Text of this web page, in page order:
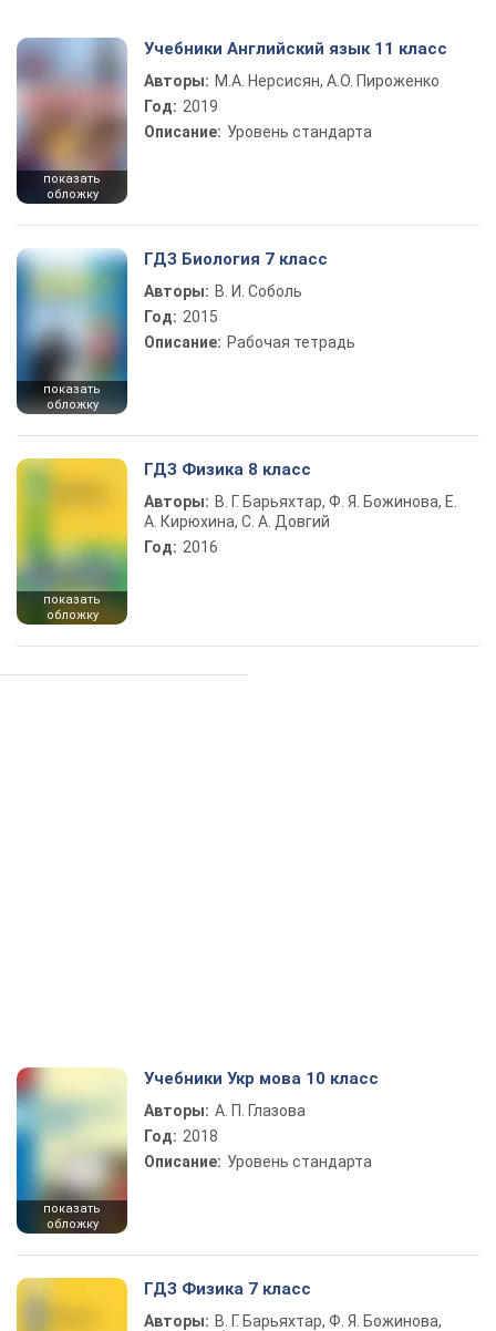
показать
обложку
Учебники Английский язык 11 класс
Авторы: М.А. Нерсисян, А.О. Пироженко
Год: 2019
Описание: Уровень стандарта
показать
обложку
ГДЗ Биология 7 класс
Авторы: В. И. Соболь
Год: 2015
Описание: Рабочая тетрадь
показать
обложку
ГДЗ Физика 8 класс
Авторы: В. Г. Барьяхтар, Ф. Я. Божинова, Е.
А. Кирюхина, С. А. Довгий
Год: 2016
показать
обложку
Учебники Укр мова 10 класс
Авторы: А. П. Глазова
Год: 2018
Описание: Уровень стандарта
ГДЗ Физика 7 класс
Авторы: В. Г. Барьяхтар, Ф. Я. Божинова,